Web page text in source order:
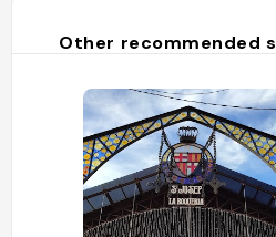
Other recommended